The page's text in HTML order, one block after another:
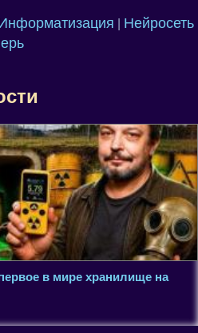
Нейросеть
в мире хранилище на